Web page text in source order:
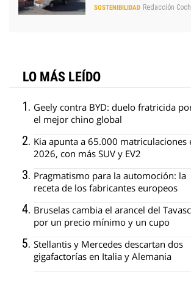
SOSTENIBILIDAD Redacción
LO MÁS LEÍDO
Geely contra BYD: duelo fratricida
el mejor chino global
Kia apunta a 65.000 matriculaciones
2026, con más SUV y EV2
Pragmatismo para la automoción: la
receta de los fabricantes europeos
Bruselas cambia el arancel del
por un precio mínimo y un cupo
Stellantis y Mercedes descartan dos
gigafactorías en Italia y Alemania